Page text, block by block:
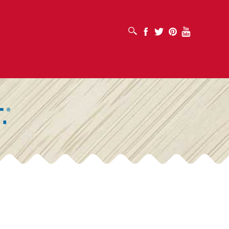
OTVORI OKVIR ZA PRETRAŽIVANJE
Facebook
Twitter PinterestYoutube